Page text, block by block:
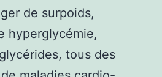
de surpoids,
hyperglycémie,
tous des